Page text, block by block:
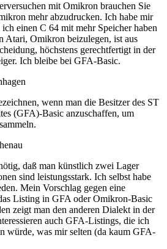
mit Omikron brauchen Sie
mehr abzudrucken. Ich habe mir
einen C 64 mit mehr Speicher haben
Atari, Omikron beizulegen, ist aus
höchstens gerechtfertigt in der
Ich bleibe bei GFA-Basic.
wenn man die Besitzer des ST
(GFA)-Basic anzuschaffen, um
daß man künstlich zwei Lager
sind leistungsstark. Ich selbst habe
Mein Vorschlag gegen eine
Listing in GFA oder Omikron-Basic
zeigt man den anderen Dialekt in der
auch GFA-Listings, die ich
würde, was mir selten (da kaum GFA-